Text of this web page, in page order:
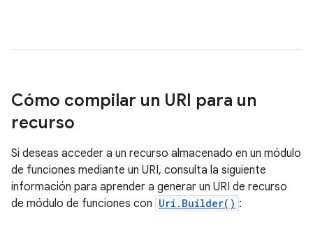
Cómo compilar un URI para un
recurso
Si deseas acceder a un recurso almacenado en un módulo
de funciones mediante un URI, consulta la siguiente
información para aprender a generar un URI de recurso
de módulo de funciones con Uri.Builder() :